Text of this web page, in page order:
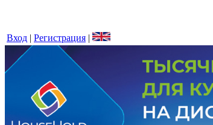
Вход | Регистрация |